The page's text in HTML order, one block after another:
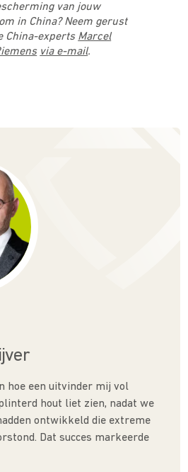
van jouw
in China? Neem gerust
China-experts Marcel
via e-mail.
hoe een uitvinder mij vol
hout liet zien, nadat we
ontwikkeld die extreme
Dat succes markeerde